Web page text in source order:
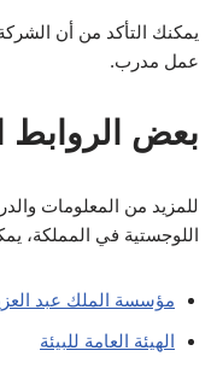
يمكنك التأكد من أن
عمل مدرب.
بعض الروابط
للمزيد من المعلومات
اللوجستية في المملكة،
مؤسسة الملك عبد
الهيئة العامة للبيئة